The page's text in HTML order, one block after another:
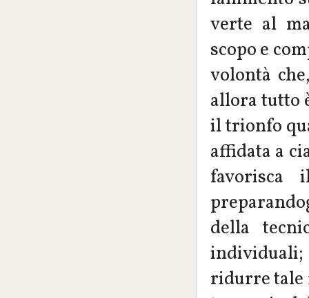
verte al
scopo e
volontà
allora tutto
il trionfo
affidata a
favorisca
della
ridurre tale